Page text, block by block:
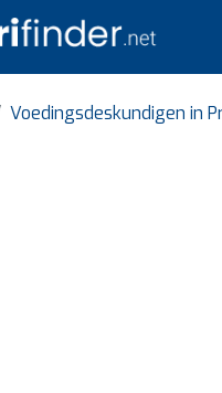
Voedingsdeskundigen in